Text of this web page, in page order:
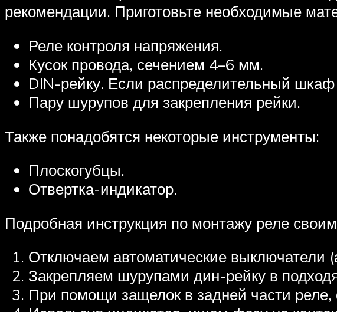
рекомендации. Приготовьте необходимые
Реле контроля напряжения.
Кусок провода, сечением 4–6 мм.
DIN-рейку. Если распределительный
Пару шурупов для закрепления рейки.
Также понадобятся некоторые инструменты:
Плоскогубцы.
Отвертка-индикатор.
Подробная инструкция по монтажу реле
Отключаем автоматические выключатели
Закрепляем шурупами дин-рейку в
При помощи защелок в задней части